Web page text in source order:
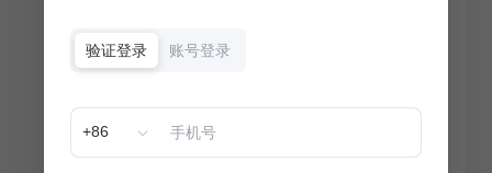
验证登录 账号登录
+86